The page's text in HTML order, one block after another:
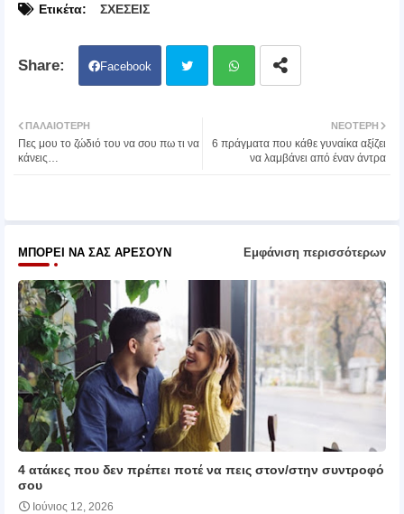
Ετικέτα: ΣΧΕΣΕΙΣ
Facebook
ter atsa
ΝΕΌΤΕΡΗ
6 πράγματα που κάθε γυναίκα αξίζει
να λαμβάνει από έναν άντρα
ΠΑΛΑΙΌΤΕΡΗ
Πες μου το ζώδιό του να σου πω τι να
κάνεις…
ΜΠΟΡΕΊ ΝΑ ΣΑΣ ΑΡΈΣΟΥΝ Εμφάνιση περισσότερων
4 ατάκες που δεν πρέπει ποτέ να πεις στον/στην συντροφό
σου
Ιούνιος 12, 2026